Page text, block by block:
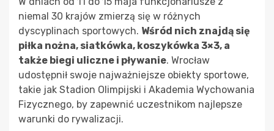
niemal 30 krajów zmierzą się w różnych
dyscyplinach sportowych. Wśród nich znajdą się
piłka nożna, siatkówka, koszykówka 3×3, a
także biegi uliczne i pływanie. Wrocław
udostępnił swoje najważniejsze obiekty sportowe,
takie jak Stadion Olimpijski i Akademia Wychowania
Fizycznego, by zapewnić uczestnikom najlepsze
warunki do rywalizacji.